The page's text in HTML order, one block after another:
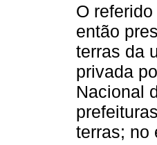
O
então
terras da
privada
Nacional
terras; no